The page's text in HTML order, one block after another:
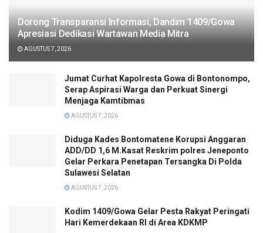
Dorong Transparansi Informasi, Dandim 1409/Gowa
Apresiasi Dedikasi Wartawan Media Mitra
AGUSTUS 7, 2026
Jumat Curhat Kapolresta Gowa di Bontonompo,
Serap Aspirasi Warga dan Perkuat Sinergi
Menjaga Kamtibmas
AGUSTUS 7, 2026
Diduga Kades Bontomatene Korupsi Anggaran
ADD/DD 1,6 M.Kasat Reskrim polres Jeneponto
Gelar Perkara Penetapan Tersangka Di Polda
Sulawesi Selatan
AGUSTUS 7, 2026
Kodim 1409/Gowa Gelar Pesta Rakyat Peringati
Hari Kemerdekaan RI di Area KDKMP